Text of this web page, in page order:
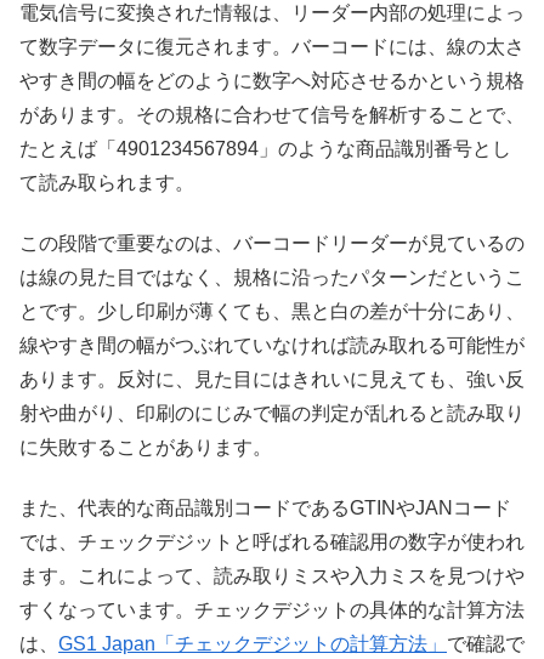
電気信号に変換された情報は、リーダー内部の処理によっ
て数字データに復元されます。バーコードには、線の太さ
やすき間の幅をどのように数字へ対応させるかという規格
があります。その規格に合わせて信号を解析することで、
たとえば「4901234567894」のような商品識別番号とし
て読み取られます。
この段階で重要なのは、バーコードリーダーが見ているの
は線の見た目ではなく、規格に沿ったパターンだというこ
とです。少し印刷が薄くても、黒と白の差が十分にあり、
線やすき間の幅がつぶれていなければ読み取れる可能性が
あります。反対に、見た目にはきれいに見えても、強い反
射や曲がり、印刷のにじみで幅の判定が乱れると読み取り
に失敗することがあります。
また、代表的な商品識別コードであるGTINやJANコード
では、チェックデジットと呼ばれる確認用の数字が使われ
ます。これによって、読み取りミスや入力ミスを見つけや
すくなっています。チェックデジットの具体的な計算方法
は、 GS1 Japan「チェックデジットの計算方法」 で確認で